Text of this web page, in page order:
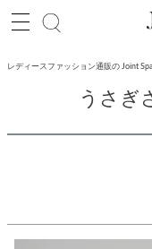
レディースファッション通販の Joint
うさぎ